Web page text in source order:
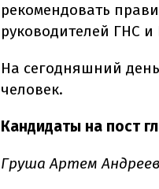
рекомендовать
руководителей ГНС и
На сегодняшний
человек.
Кандидаты на пост
Груша Артем